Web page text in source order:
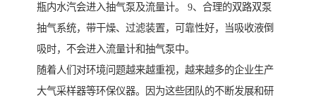
瓶内水汽会进入抽气泵及流量计。 9、合理的双路双泵
抽气系统，带干燥、过滤装置，可靠性好，当吸收液倒
吸时，不会进入流量计和抽气泵中。
随着人们对环境问题越来越重视，越来越多的企业生产
大气采样器等环保仪器。因为这些团队的不断发展和研